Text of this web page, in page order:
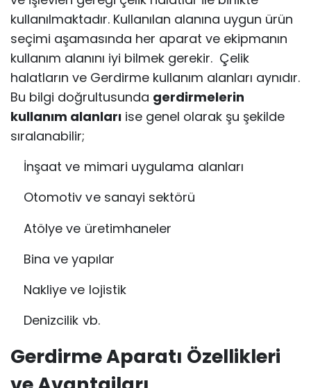
kullanılmaktadır. Kullanılan alanına uygun ürün
seçimi aşamasında her aparat ve ekipmanın
kullanım alanını iyi bilmek gerekir. Çelik
halatların ve Gerdirme kullanım alanları aynıdır.
Bu bilgi doğrultusunda gerdirmelerin
kullanım alanları ise genel olarak şu şekilde
sıralanabilir;
İnşaat ve mimari uygulama alanları
Otomotiv ve sanayi sektörü
Atölye ve üretimhaneler
Bina ve yapılar
Nakliye ve lojistik
Denizcilik vb.
Gerdirme Aparatı Özellikleri